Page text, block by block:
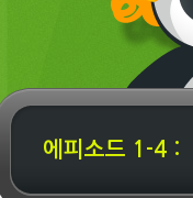
에피소드 1-4 :